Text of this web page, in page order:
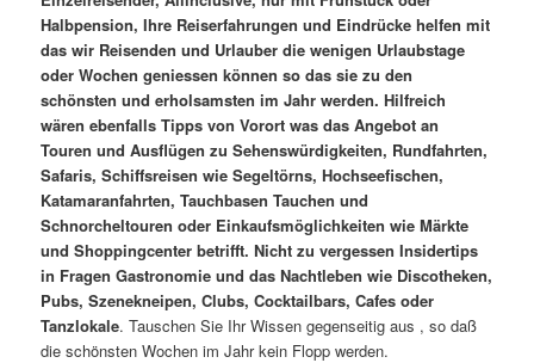
Halbpension, Ihre Reiserfahrungen und Eindrücke helfen mit
das wir Reisenden und Urlauber die wenigen Urlaubstage
oder Wochen geniessen können so das sie zu den
schönsten und erholsamsten im Jahr werden. Hilfreich
wären ebenfalls Tipps von Vorort was das Angebot an
Touren und Ausflügen zu Sehenswürdigkeiten, Rundfahrten,
Safaris, Schiffsreisen wie Segeltörns, Hochseefischen,
Katamaranfahrten, Tauchbasen Tauchen und
Schnorcheltouren oder Einkaufsmöglichkeiten wie Märkte
und Shoppingcenter betrifft. Nicht zu vergessen Insidertips
in Fragen Gastronomie und das Nachtleben wie Discotheken,
Pubs, Szenekneipen, Clubs, Cocktailbars, Cafes oder
Tanzlokale. Tauschen Sie Ihr Wissen gegenseitig aus , so daß
die schönsten Wochen im Jahr kein Flopp werden.